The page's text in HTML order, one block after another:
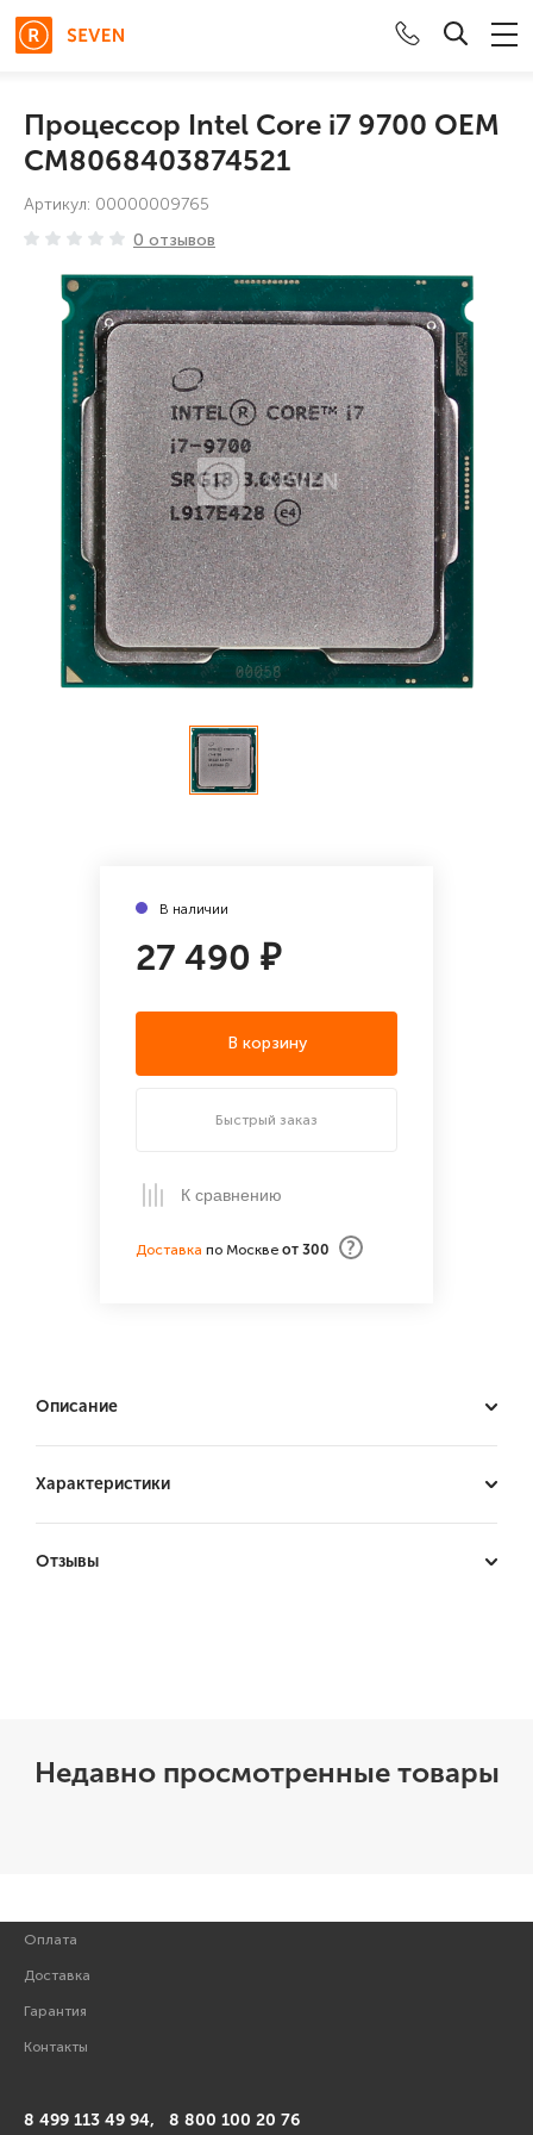
Процессор Intel Core i7 9700 OEM
CM8068403874521
Артикул: 00000009765
0 отзывов
В наличии
27 490 ₽
В корзину
Быстрый заказ
К сравнению
Доставка по Москве от 300 ?
Описание
Характеристики
Отзывы
Недавно просмотренные товары
Оплата
Доставка
Гарантия
Контакты
8 499 113 49 94, 8 800 100 20 76
Клавиатура+Мышь
Клавиатуры
Мышки